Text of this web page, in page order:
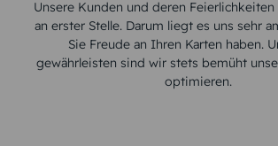
Unsere Kunden und deren
an erster Stelle. Darum liegt es uns sehr
Sie Freude an Ihren Karten haben.
gewährleisten sind wir stets bemüht
optimieren.